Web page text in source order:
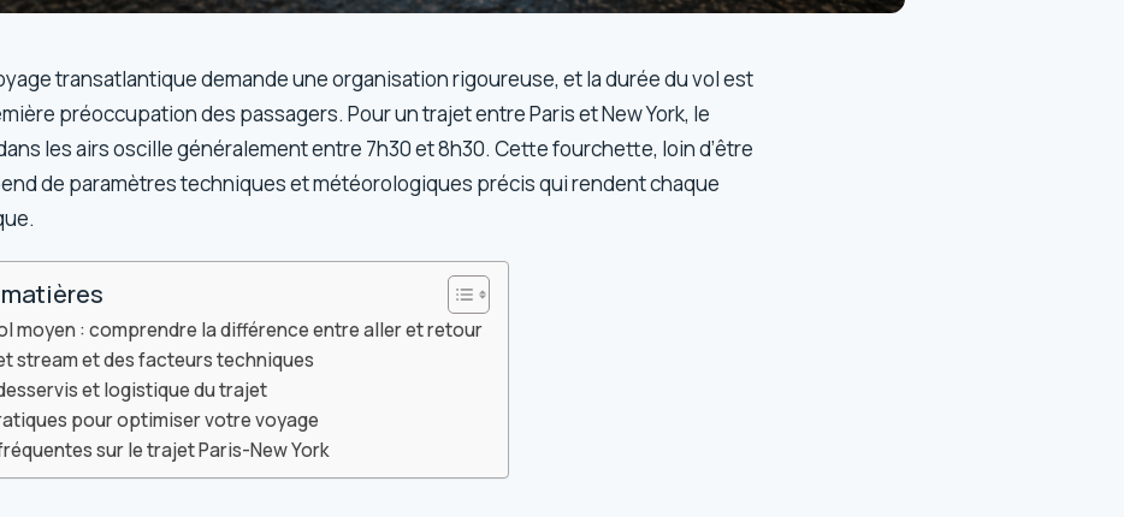
transatlantique demande une organisation rigoureuse, et la durée du vol est
préoccupation des passagers. Pour un trajet entre Paris et New York, le
les airs oscille généralement entre 7h30 et 8h30. Cette fourchette, loin d’être
de paramètres techniques et météorologiques précis qui rendent chaque
moyen : comprendre la différence entre aller et retour
stream et des facteurs techniques
et logistique du trajet
pour optimiser votre voyage
sur le trajet Paris-New York